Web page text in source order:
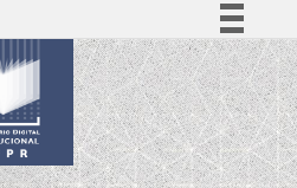
Simplifique!
Comunica BR
Participe
Acesso à informação